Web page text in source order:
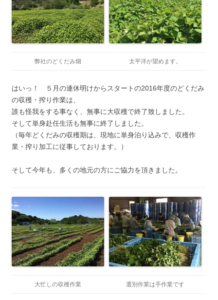
弊社のどくだみ畑 太平洋が望めます。
はいっ！ ５月の連休明けからスタートの2016年度のどくだみ
の収穫・搾り作業は、
誰も怪我をする事なく、無事に大収穫で終了致しました。
そして単身赴任生活も無事に終了しました。
（毎年どくだみの収穫期は、現地に単身泊り込みで、収穫作
業・搾り加工に従事しております。）
そして今年も、多くの地元の方にご協力を頂きました。
大忙しの収穫作業 選別作業は手作業です